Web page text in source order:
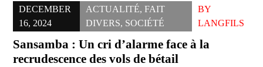
DECEMBER
16, 2024
ACTUALITÉ, FAIT
DIVERS, SOCIÉTÉ
BY
LANGFILS
Sansamba : Un cri d’alarme face à la
recrudescence des vols de bétail